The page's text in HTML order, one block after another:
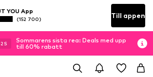
YOU App
(152 700) Till appen
S
Sommarens sista rea: Deals med upp
till 60% rabatt